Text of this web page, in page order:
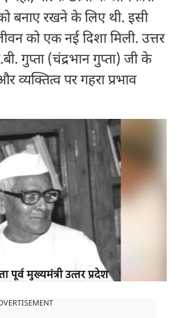
बनाए रखने के लिए थी. इसी
को एक नई दिशा मिली. उत्तर
गुप्ता (चंद्रभान गुप्ता) जी के
व्यक्तित्व पर गहरा प्रभाव